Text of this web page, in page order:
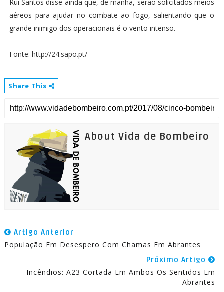
aéreos para ajudar no combate ao fogo, salientando que o
grande inimigo dos operacionais é o vento intenso.
Fonte: http://24.sapo.pt/
Share This
About Vida de Bombeiro
Artigo Anterior
População Em Desespero Com Chamas Em Abrantes
Próximo Artigo
Incêndios: A23 Cortada Em Ambos Os Sentidos Em
Abrantes